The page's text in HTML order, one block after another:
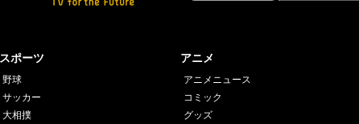
スポーツ
野球
サッカー
大相撲
アニメ
アニメニュース
コミック
グッズ